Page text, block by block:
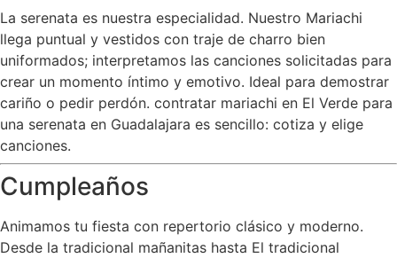
La serenata es nuestra especialidad. Nuestro Mariachi
llega puntual y vestidos con traje de charro bien
uniformados; interpretamos las canciones solicitadas para
crear un momento íntimo y emotivo. Ideal para demostrar
cariño o pedir perdón. contratar mariachi en El Verde para
una serenata en Guadalajara es sencillo: cotiza y elige
canciones.
Cumpleaños
Animamos tu fiesta con repertorio clásico y moderno.
Desde la tradicional mañanitas hasta El tradicional